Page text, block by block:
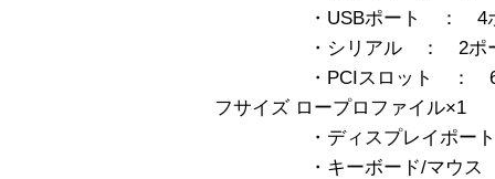
・USBポート ： 4ポ
・シリアル ： 2ポー
・PCIスロット ： 64bit/
フサイズ ロープロファイル×1
・ディスプレイポート
・キーボード/マウス ：